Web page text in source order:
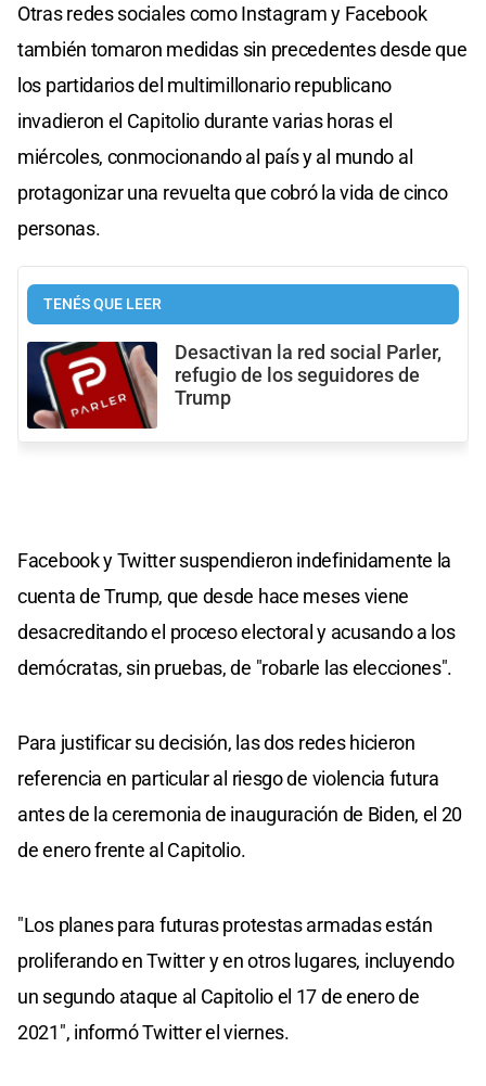
Otras redes sociales como Instagram y Facebook
también tomaron medidas sin precedentes desde que
los partidarios del multimillonario republicano
invadieron el Capitolio durante varias horas el
miércoles, conmocionando al país y al mundo al
protagonizar una revuelta que cobró la vida de cinco
personas.
TENÉS QUE LEER
Desactivan la red social Parler,
refugio de los seguidores de
Trump
​Facebook y Twitter suspendieron indefinidamente la
cuenta de Trump, que desde hace meses viene
desacreditando el proceso electoral y acusando a los
demócratas, sin pruebas, de "robarle las elecciones".
Para justificar su decisión, las dos redes hicieron
referencia en particular al riesgo de violencia futura
antes de la ceremonia de inauguración de Biden, el 20
de enero frente al Capitolio.
"Los planes para futuras protestas armadas están
proliferando en Twitter y en otros lugares, incluyendo
un segundo ataque al Capitolio el 17 de enero de
2021", informó Twitter el viernes.